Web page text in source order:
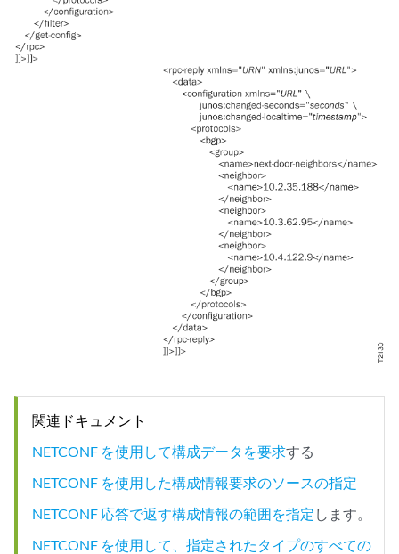
関連ドキュメント
NETCONF を使用して構成データを要求する
NETCONF を使用した構成情報要求のソースの指定
NETCONF 応答で返す構成情報の範囲を指定 します。
NETCONF を使用して、指定されたタイプのすべての